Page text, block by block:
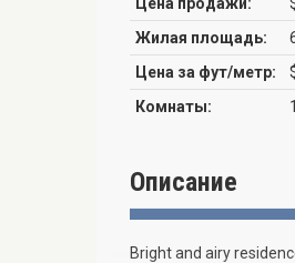
Жилая площадь:
Цена за фут/метр:
Комнаты:
1
Описание
Bright and airy